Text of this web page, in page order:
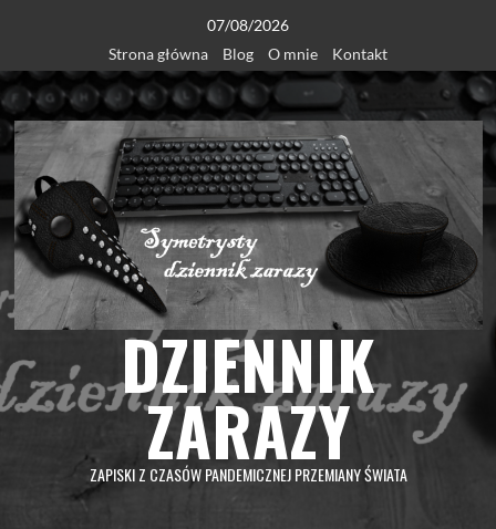
content
07/08/2026
Strona główna
Blog O mnie Kontakt
DZIENNIK
ZARAZY
ZAPISKI Z CZASÓW PANDEMICZNEJ PRZEMIANY ŚWIATA